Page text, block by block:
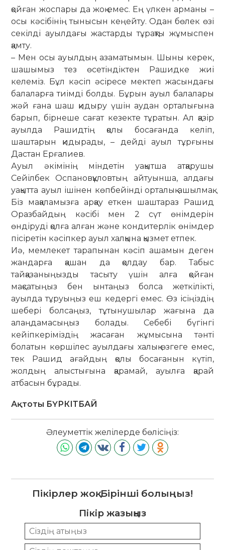
қойған жоспары да жоқ емес. Ең үлкен арманы –
осы кәсібінің тынысын кеңейту. Одан бөлек өзі
секілді ауылдағы жастарды тұрақты жұмыспен
қамту.
– Мен осы ауылдың азаматымын. Шыны керек,
шашымыз тез өсетіндіктен Рашидке жиі
келеміз. Бұл кәсіп әсіресе мектеп жасындағы
балаларға тиімді болды. Бұрын ауыл балалары
жәй ғана шаш қидыру үшін аудан орталығына
барып, бірнеше сағат кезекте тұратын. Ал қазір
ауылда Рашидтің қолы босағанда келіп,
шаштарын қидырады, – дейді ауыл тұрғыны
Дастан Ерғалиев.
Ауыл әкімінің міндетін уақытша атқарушы
Сейілбек Оспановқұловтың айтуынша, алдағы
уақытта ауыл ішінен көпбейінді орталық ашылмақ.
Біз мақаламызға арқау еткен шаштараз Рашид
Оразбайдың кәсібі мен 2 сүт өнімдерін
өндіруді қолға алған және кондитерлік өнімдер
пісіретін кәсіпкер ауыл халқына қызмет етпек.
Иә, мемлекет тарапынан кәсіп ашамын деген
жандарға қашан да қолдау бар. Табыс
тайқазаныңызды тасыту үшін алға қойған
мақсатыңыз бен ынтаңыз болса жеткілікті,
ауылда тұруыңыз еш кедергі емес. Өз ісіңіздің
шебері болсаңыз, тұтынушылар жағына да
алаңдамасыңыз болады. Себебі бүгінгі
кейіпкеріміздің жасаған жұмысына тәнті
болатын көршілес ауылдағы халық өзгеге емес,
тек Рашид ағайдың қолы босағанын күтіп,
жолдың алыстығына қарамай, ауылға қарай
атбасын бұрады.
Ақтоты БҮРКІТБАЙ
Әлеуметтік желілерде бөлісіңіз:
Пікірлер жоқ. Бірінші болыңыз!
Пікір жазыңыз